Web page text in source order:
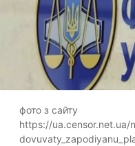
фото з сайту
https://